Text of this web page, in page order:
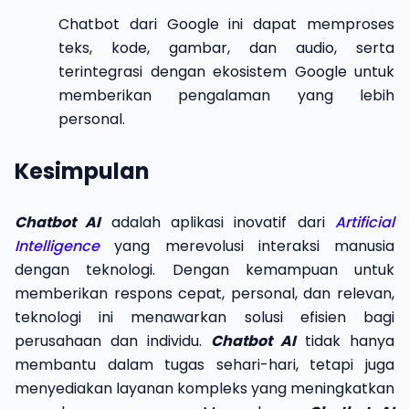
Chatbot dari Google ini dapat memproses
teks, kode, gambar, dan audio, serta
terintegrasi dengan ekosistem Google untuk
memberikan pengalaman yang lebih
personal.
Kesimpulan
Chatbot AIadalah aplikasi inovatif dariArtificial
Intelligenceyang merevolusi interaksi manusia
dengan teknologi. Dengan kemampuan untuk
memberikan respons cepat, personal, dan relevan,
teknologi ini menawarkan solusi efisien bagi
perusahaan dan individu. Chatbot AItidak hanya
membantu dalam tugas sehari-hari, tetapi juga
menyediakan layanan kompleks yang meningkatkan